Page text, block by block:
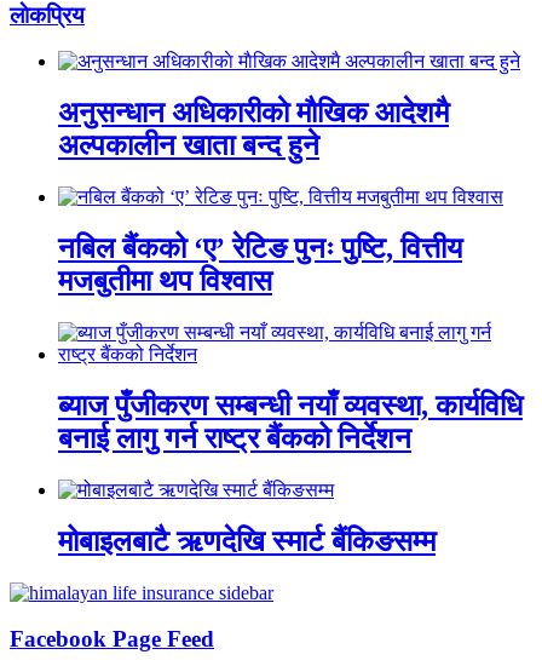
लाेकप्रिय
अनुसन्धान अधिकारीकाे माैखिक आदेशमै
अल्पकालीन खाता बन्द हुने
नबिल बैंकको ‘ए’ रेटिङ पुनः पुष्टि, वित्तीय
मजबुतीमा थप विश्वास
ब्याज पुँजीकरण सम्बन्धी नयाँ व्यवस्था, कार्यविधि
बनाई लागु गर्न राष्ट्र बैंकको निर्देशन
मोबाइलबाटै ऋणदेखि स्मार्ट बैंकिङसम्म
Facebook Page Feed